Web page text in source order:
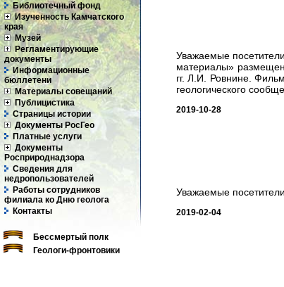
Библиотечный фонд
Изученность Камчатского
края
Музей
Регламентирующие
документы
Информационные
бюллетени
Материалы совещаний
Публицистика
Страницы истории
Документы РосГео
Платные услуги
Документы
Росприроднадзора
Сведения для
недропользователей
Работы сотрудников
филиала ко Дню геолога
Контакты
Бессмертый полк
Геологи-фронтовики
Уважаемые
материалы»
гг. Л.И. Ровнине.
геологического
2019-10-28
Уважаемые
2019-02-04